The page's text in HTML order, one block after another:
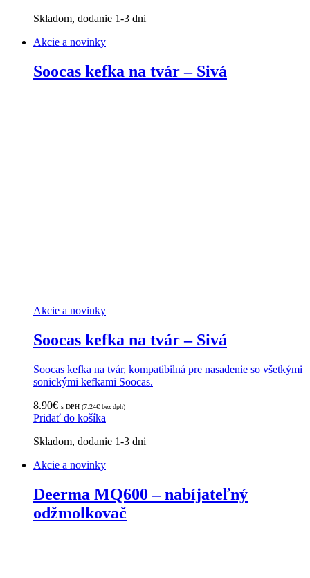
Skladom, dodanie 1-3 dni
Akcie a novinky
Soocas kefka na tvár – Sivá
Akcie a novinky
Soocas kefka na tvár – Sivá
Soocas kefka na tvár, kompatibilná pre nasadenie so všetkými
sonickými kefkami Soocas.
8.90€ s DPH (7.24€ bez dph)
Pridať do košíka
Skladom, dodanie 1-3 dni
Akcie a novinky
Deerma MQ600 – nabíjateľný
odžmolkovač